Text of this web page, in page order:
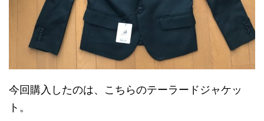
今回購入したのは、こちらのテーラードジャケッ
ト。